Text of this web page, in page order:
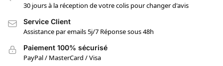
30 jours à la réception de votre colis pour changer d'avis
Service Client
Assistance par emails 5j/7 Réponse sous 48h
Paiement 100% sécurisé
PayPal / MasterCard / Visa